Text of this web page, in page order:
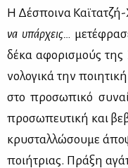
Η Δέ­σποι­να Καϊ­τα­τζή-
να υπάρ­χεις…
δέ­κα αφο­ρι­σμούς
νο­λο­γι­κά την
στο προ­σω­πι­κό
προ­σω­πευ­τι­κή και
κρυ­σταλ­λώ­σου­με
ποι­ή­τριας. Πρά­ξη